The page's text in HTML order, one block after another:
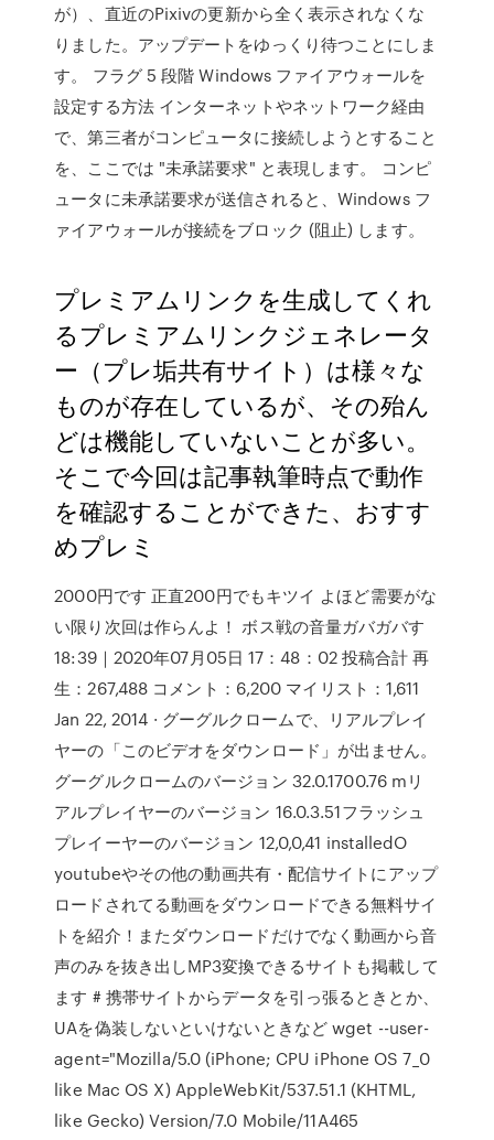
が）、直近のPixivの更新から全く表示されなくな
りました。アップデートをゆっくり待つことにしま
す。 フラグ 5 段階 Windows ファイアウォールを
設定する方法 インターネットやネットワーク経由
で、第三者がコンピュータに接続しようとすること
を、ここでは "未承諾要求" と表現します。 コンピ
ュータに未承諾要求が送信されると、Windows フ
ァイアウォールが接続をブロック (阻止) します。
プレミアムリンクを生成してくれ
るプレミアムリンクジェネレータ
ー（プレ垢共有サイト）は様々な
ものが存在しているが、その殆ん
どは機能していないことが多い。
そこで今回は記事執筆時点で動作
を確認することができた、おすす
めプレミ
2000円です 正直200円でもキツイ よほど需要がな
い限り次回は作らんよ！ ボス戦の音量ガバガバす
18:39｜2020年07月05日 17：48：02 投稿合計 再
生：267,488 コメント：6,200 マイリスト：1,611
Jan 22, 2014 · グーグルクロームで、リアルプレイ
ヤーの「このビデオをダウンロード」が出ません。
グーグルクロームのバージョン 32.0.1700.76 mリ
アルプレイヤーのバージョン 16.0.3.51フラッシュ
プレイーヤーのバージョン 12,0,0,41 installedO
youtubeやその他の動画共有・配信サイトにアップ
ロードされてる動画をダウンロードできる無料サイ
トを紹介！またダウンロードだけでなく動画から音
声のみを抜き出しMP3変換できるサイトも掲載して
ます # 携帯サイトからデータを引っ張るときとか、
UAを偽装しないといけないときなど wget --user-
agent="Mozilla/5.0 (iPhone; CPU iPhone OS 7_0
like Mac OS X) AppleWebKit/537.51.1 (KHTML,
like Gecko) Version/7.0 Mobile/11A465